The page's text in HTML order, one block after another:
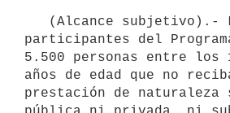
participantes del
5.500 personas entre los
años de edad que no
prestación de